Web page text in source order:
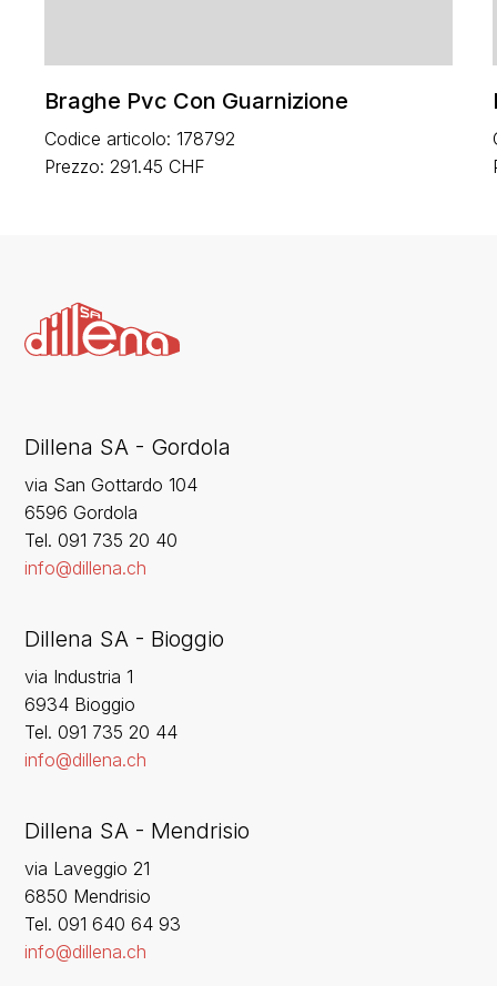
Braghe Pvc Con Guarnizione
Codice articolo: 178792
Prezzo: 291.45 CHF
Dillena SA - Gordola
via San Gottardo 104
6596 Gordola
‍Tel. 091 735 20 40
info@dillena.ch
Dillena SA - Bioggio
via Industria 1
6934 Bioggio
Tel. 091 735 20 44
info@dillena.ch
Dillena SA - Mendrisio
via Laveggio 21
6850 Mendrisio
Tel. 091 640 64 93
info@dillena.ch